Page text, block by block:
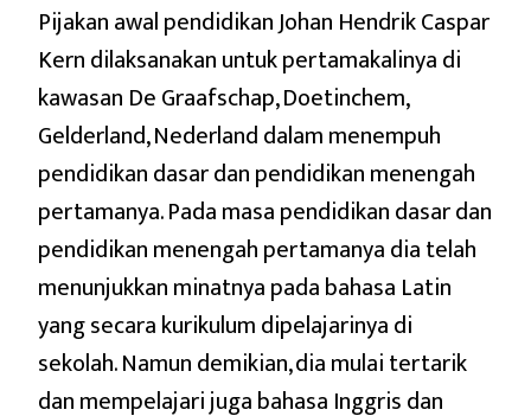
Pijakan awal pendidikan Johan Hendrik Caspar
Kern dilaksanakan untuk pertamakalinya di
kawasan De Graafschap, Doetinchem,
Gelderland, Nederland dalam menempuh
pendidikan dasar dan pendidikan menengah
pertamanya. Pada masa pendidikan dasar dan
pendidikan menengah pertamanya dia telah
menunjukkan minatnya pada bahasa Latin
yang secara kurikulum dipelajarinya di
sekolah. Namun demikian, dia mulai tertarik
dan mempelajari juga bahasa Inggris dan